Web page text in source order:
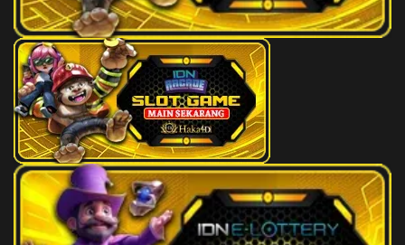
59)
39
Siluman Air - Serigala -
Ambulans - Bambu - Toples -
Witaksini
40
Putri Kipas Besi - Ikan Tenggiri -
Garis Finish - Apokat,Alpukat -
Sarung - Siti Sundari
41
Petani - Perkutut - Jalan Raya -
Kunci - Pisau Cukur - Irawan
2D
95 (92-
01-65-
51)